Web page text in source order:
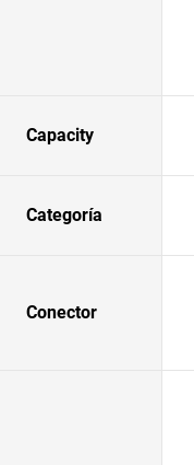
Capacity
Categoría
Conector